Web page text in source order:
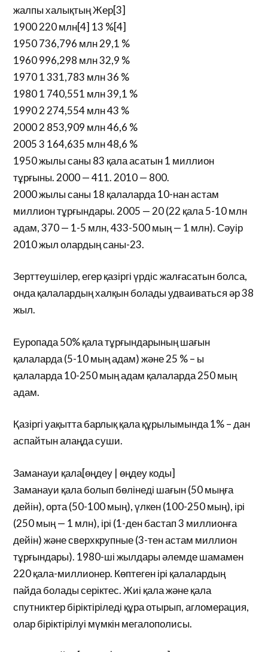
жалпы халықтың Жер[3]
1900 220 млн[4] 13 %[4]
1950 736,796 млн 29,1 %
1960 996,298 млн 32,9 %
1970 1 331,783 млн 36 %
1980 1 740,551 млн 39,1 %
1990 2 274,554 млн 43 %
2000 2 853,909 млн 46,6 %
2005 3 164,635 млн 48,6 %
1950 жылы саны 83 қала асатын 1 миллион
тұрғыны. 2000 — 411. 2010 — 800.
2000 жылы саны 18 қалаларда 10-нан астам
миллион тұрғындары. 2005 — 20 (22 қала 5-10 млн
адам, 370 — 1-5 млн, 433-500 мың — 1 млн). Сәуір
2010 жыл олардың саны-23.
Зерттеушілер, егер қазіргі үрдіс жалғасатын болса,
онда қалалардың халқын болады удваиваться әр 38
жыл.
Еуропада 50% қала тұрғындарының шағын
қалаларда (5-10 мың адам) және 25 % – ы
қалаларда 10-250 мың адам қалаларда 250 мың
адам.
Қазіргі уақытта барлық қала құрылымында 1% – дан
аспайтын алаңда суши.
Заманауи қала[өңдеу | өңдеу коды]
Заманауи қала болып бөлінеді шағын (50 мыңға
дейін), орта (50-100 мың), үлкен (100-250 мың), ірі
(250 мың — 1 млн), ірі (1-ден бастап 3 миллионға
дейін) және сверхкрупные (3-тен астам миллион
тұрғындары). 1980-ші жылдары әлемде шамамен
220 қала-миллионер. Көптеген ірі қалалардың
пайда болады серіктес. Жиі қала және қала
спутниктер біріктіріледі құра отырып, агломерация,
олар біріктірілуі мүмкін мегалополисы.